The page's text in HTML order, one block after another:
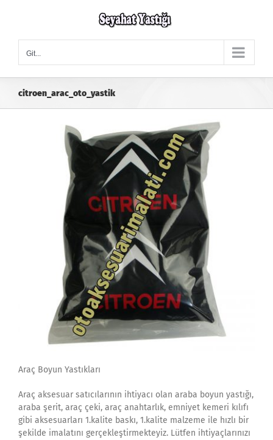
Git...
citroen_arac_oto_yastik
Araç Boyun Yastıkları
Araç aksesuar satıcılarının ihtiyacı olan araba boyun yastığı,
araba şerit, araç çeki, araç anahtarlık, emniyet kemeri kılıfı
gibi aksesuarları 1.kalite baskı, 1.kalite malzeme ile hızlı bir
şekilde imalatını gerçekleştirmekteyiz. Lütfen ihtiyaçlarınızı